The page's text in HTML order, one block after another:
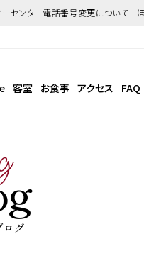
ーセンター電話番号変更について
客室 お食事 アクセス FAQ
ログ